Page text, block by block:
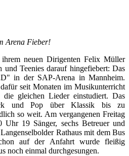
Arena Fieber!
neuen Dirigenten Felix Müller
und Teenies darauf hingefiebert: Das
in der SAP-Arena in Mannheim.
seit Monaten im Musikunterricht
gleichen Lieder einstudiert. Das
und Pop über Klassik bis zu
so weit. Am vergangenen Freitag
Uhr 19 Sänger, sechs Betreuer und
Rathaus mit dem Bus
auf der Anfahrt wurde fleißig
noch einmal durchgesungen.